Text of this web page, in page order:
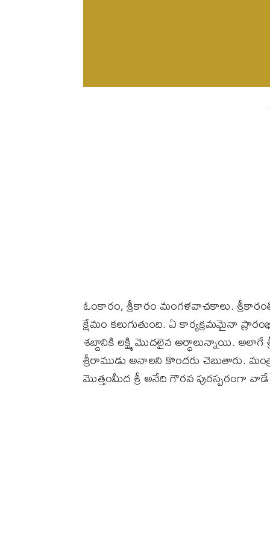
ఓంకారం, శ్రీకారం మంగళవాచకాలు.
క్షేమం కలుగుతుంది. ఏ కార్యక్రమమైనా
శబ్దానికి లక్ష్మి మొదలైన అర్ధాలున్నాయి. అలాగే
శ్రీరాముడు అనాలని కొందరు చెబుతారు.
మొత్తంమీద శ్రీ అనేది గౌరవ పురస్పరంగా వాడే